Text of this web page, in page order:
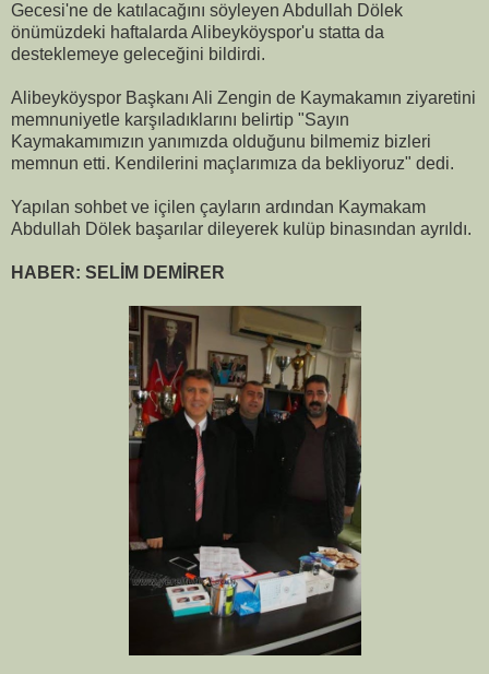
Gecesi'ne de katılacağını söyleyen Abdullah Dölek
önümüzdeki haftalarda Alibeyköyspor'u statta da
desteklemeye geleceğini bildirdi.
Alibeyköyspor Başkanı Ali Zengin de Kaymakamın ziyaretini
memnuniyetle karşıladıklarını belirtip "Sayın
Kaymakamımızın yanımızda olduğunu bilmemiz bizleri
memnun etti. Kendilerini maçlarımıza da bekliyoruz" dedi.
Yapılan sohbet ve içilen çayların ardından Kaymakam
Abdullah Dölek başarılar dileyerek kulüp binasından ayrıldı.
HABER: SELİM DEMİRER